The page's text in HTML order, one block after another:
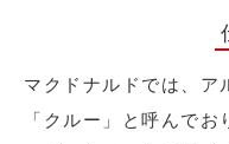
マクドナルドでは、ア
「クルー」と呼んで